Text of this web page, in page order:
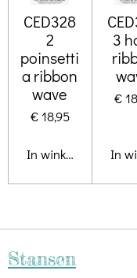
CED328
2
poinsetti
a ribbon
wave
€ 18,95
In winkelwagen
3
€
In
Stansen